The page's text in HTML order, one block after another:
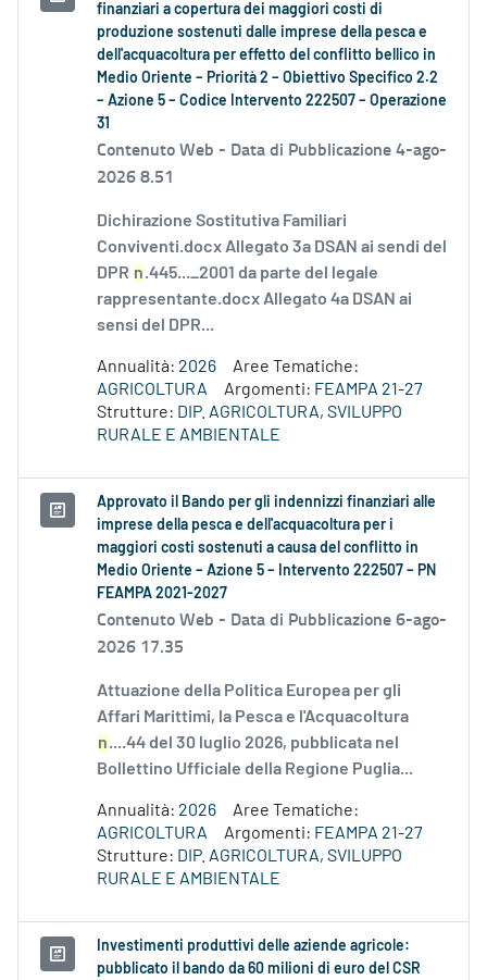
finanziari a copertura dei maggiori costi di
produzione sostenuti dalle imprese della pesca e
dell'acquacoltura per effetto del conflitto bellico in
Medio Oriente – Priorità 2 – Obiettivo Specifico 2.2
– Azione 5 – Codice Intervento 222507 – Operazione
31
Contenuto Web - Data di Pubblicazione 4-ago-
2026 8.51
Dichirazione Sostitutiva Familiari
Conviventi.docx Allegato 3a DSAN ai sendi del
DPR n.445..._2001 da parte del legale
rappresentante.docx Allegato 4a DSAN ai
sensi del DPR...
Annualità: 2026
Aree Tematiche:
AGRICOLTURA
Argomenti: FEAMPA 21-27
Strutture: DIP. AGRICOLTURA, SVILUPPO
RURALE E AMBIENTALE
Approvato il Bando per gli indennizzi finanziari alle
imprese della pesca e dell'acquacoltura per i
maggiori costi sostenuti a causa del conflitto in
Medio Oriente – Azione 5 – Intervento 222507 – PN
FEAMPA 2021-2027
Contenuto Web - Data di Pubblicazione 6-ago-
2026 17.35
Attuazione della Politica Europea per gli
Affari Marittimi, la Pesca e l'Acquacoltura
n....44 del 30 luglio 2026, pubblicata nel
Bollettino Ufficiale della Regione Puglia...
Annualità: 2026
Aree Tematiche:
AGRICOLTURA
Argomenti: FEAMPA 21-27
Strutture: DIP. AGRICOLTURA, SVILUPPO
RURALE E AMBIENTALE
Investimenti produttivi delle aziende agricole:
pubblicato il bando da 60 milioni di euro del CSR